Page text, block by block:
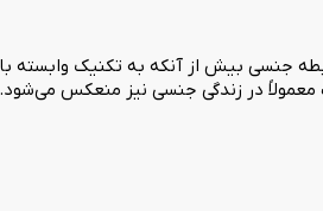
بیش از آنکه به تکنیک وابسته
معمولاً در زندگی جنسی نیز منعکس می‌شود.